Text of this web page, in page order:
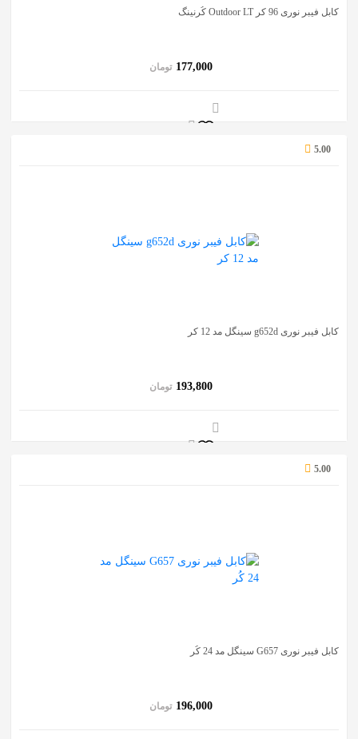
کابل فیبر نوری 96 کر Outdoor LT کُرنینگ
تومان 177,000
5.00
کابل فیبر نوری g652d سینگل مد 12 کر
تومان 193,800
5.00
کابل فیبر نوری G657 سینگل مد 24 کُر
تومان 196,000